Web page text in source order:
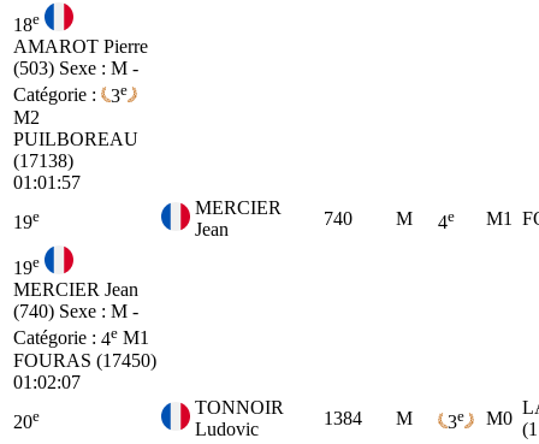
18e
AMAROT Pierre
(503) Sexe : M -
Catégorie :
3e
M2
PUILBOREAU
(17138)
01:01:57
19e
MERCIER
Jean
740 M 4e M1
19e
MERCIER Jean
(740) Sexe : M -
Catégorie : 4e M1
FOURAS (17450)
01:02:07
20e
TONNOIR
Ludovic
1384 M 3e M0